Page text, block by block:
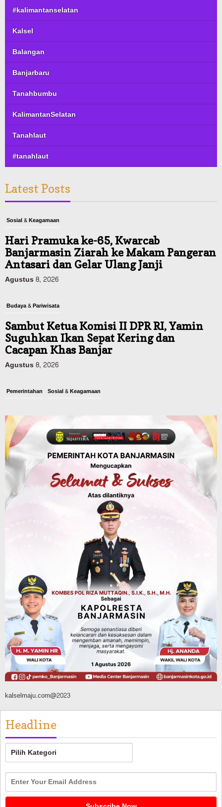
#kalimantanselatan
Kalsel
Balangan
Banjarbaru
Tanahbumbu
KalimantanSelatan
Tanahlaut
#tanahlaut
Latest Posts
Sosial & Keagamaan
Hari Pramuka ke-65, Kwarcab
Banjarmasin Ziarah ke Makam Pangeran
Antasari dan Gelar Ulang Janji
Agustus 8, 2026
Budaya & Pariwisata
Sambut Ketua Komisi II DPR RI, Yamin
Suguhkan Ikan Sepat Kering dan
Cacapan Khas Banjar
Agustus 8, 2026
Pemerintahan Sosial & Keagamaan
Digital, Target 30 Persen IKD Masih
Jauh, Komisi II DPR Turun Tangan
Agustus 7, 2026
Dinas PUPR Kalsel Headline Pembangunan
Jalan Veteran Km 5,5 Sungai Lulut
Dibuka Pasca Retak dan Amblas,
Angkutan Bertonase 6 Ton Lebih Tak
Diperbolehkan Melintas
Headline
Panaskan Kembali Arena Panjat Tebing,
FPTI Banjarmasin Siapkan Sirkuit se-
Kalsel
Agustus 8, 2026
kalselmaju.com@2023
Headline
Headline